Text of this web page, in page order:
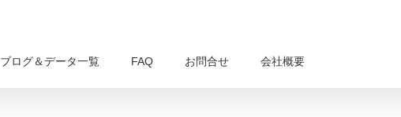
ブログ＆データ一覧 FAQ お問合せ 会社概要